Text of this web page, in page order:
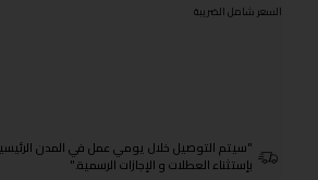
السعر شامل الضريبة
"سيتم التوصيل خلال يومي عمل في المدن الرئيسية ومن 3- 4 في
بإستثناء العطلات و الإجازات الرسمية."